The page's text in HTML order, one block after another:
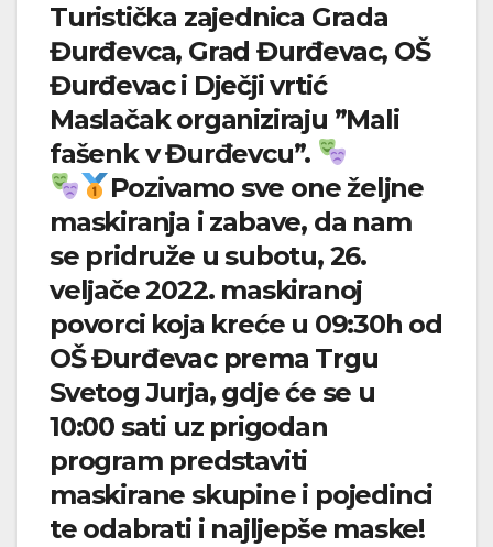
Turistička zajednica Grada
Đurđevca, Grad Đurđevac, OŠ
Đurđevac i Dječji vrtić
Maslačak organiziraju ”Mali
fašenk v Đurđevcu”.
Pozivamo sve one željne
maskiranja i zabave, da nam
se pridruže u subotu, 26.
veljače 2022. maskiranoj
povorci koja kreće u 09:30h od
OŠ Đurđevac prema Trgu
Svetog Jurja, gdje će se u
10:00 sati uz prigodan
program predstaviti
maskirane skupine i pojedinci
te odabrati i najljepše maske!